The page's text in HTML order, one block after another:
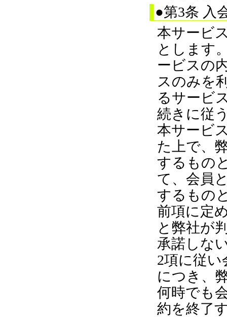
●第3条 入
本サービ
とします
ービスの
スのみを
るサービ
続きに従
本サービ
た上で、
するもの
て、会員
するもの
前項に定
と弊社が
承諾しな
2項に従
につき、
何時でも
約を終了